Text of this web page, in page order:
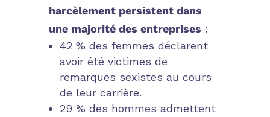
harcèlement persistent dans
une majorité des entreprises :
42 % des femmes déclarent
avoir été victimes de
remarques sexistes au cours
de leur carrière.
29 % des hommes admettent